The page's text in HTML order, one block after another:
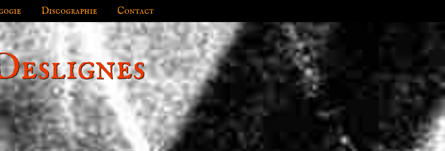
Discographie Contact